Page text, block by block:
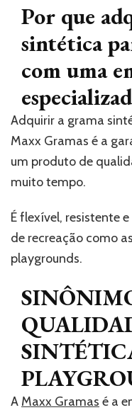
Por que
sintética
com uma
Adquirir a grama
Maxx Gramas é a
um produto de
muito tempo.
É flexível, resistente
de recreação como
playgrounds.
A Maxx Gramas é a